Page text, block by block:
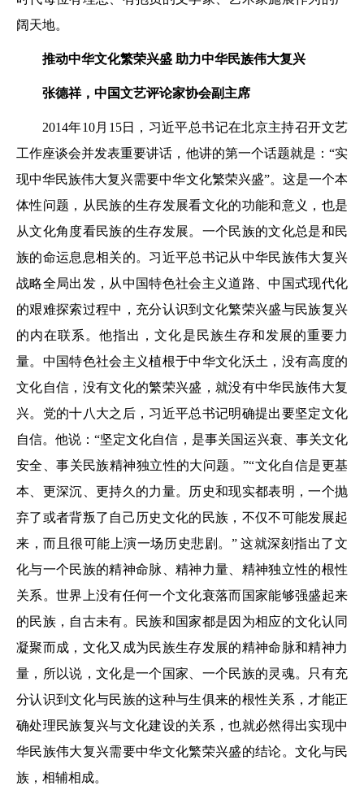
阔天地。
推动中华文化繁荣兴盛 助力中华民族伟大复兴
张德祥，中国文艺评论家协会副主席
2014年10月15日，习近平总书记在北京主持召开文艺
工作座谈会并发表重要讲话，他讲的第一个话题就是：“实
现中华民族伟大复兴需要中华文化繁荣兴盛”。这是一个本
体性问题，从民族的生存发展看文化的功能和意义，也是
从文化角度看民族的生存发展。一个民族的文化总是和民
族的命运息息相关的。习近平总书记从中华民族伟大复兴
战略全局出发，从中国特色社会主义道路、中国式现代化
的艰难探索过程中，充分认识到文化繁荣兴盛与民族复兴
的内在联系。他指出，文化是民族生存和发展的重要力
量。中国特色社会主义植根于中华文化沃土，没有高度的
文化自信，没有文化的繁荣兴盛，就没有中华民族伟大复
兴。党的十八大之后，习近平总书记明确提出要坚定文化
自信。他说：“坚定文化自信，是事关国运兴衰、事关文化
安全、事关民族精神独立性的大问题。”“文化自信是更基
本、更深沉、更持久的力量。历史和现实都表明，一个抛
弃了或者背叛了自己历史文化的民族，不仅不可能发展起
来，而且很可能上演一场历史悲剧。” 这就深刻指出了文
化与一个民族的精神命脉、精神力量、精神独立性的根性
关系。世界上没有任何一个文化衰落而国家能够强盛起来
的民族，自古未有。民族和国家都是因为相应的文化认同
凝聚而成，文化又成为民族生存发展的精神命脉和精神力
量，所以说，文化是一个国家、一个民族的灵魂。只有充
分认识到文化与民族的这种与生俱来的根性关系，才能正
确处理民族复兴与文化建设的关系，也就必然得出实现中
华民族伟大复兴需要中华文化繁荣兴盛的结论。文化与民
族，相辅相成。